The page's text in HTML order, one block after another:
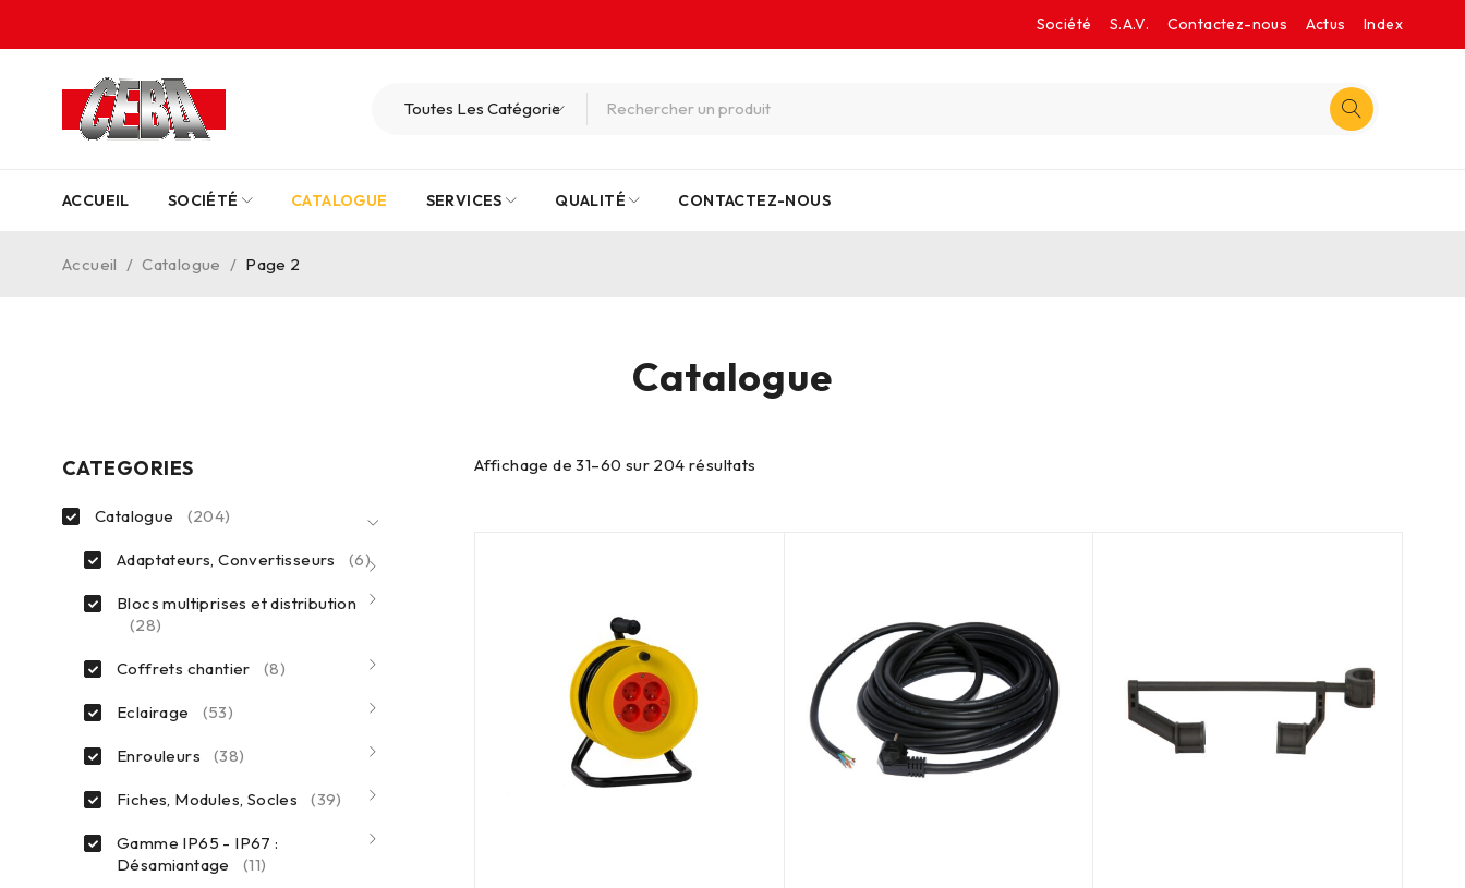
Société S.A.V. Contactez-nous Actus Index
ACCUEIL SOCIÉTÉ CATALOGUE SERVICES QUALITÉ CONTACTEZ-NOUS
Catalogue
Accueil / Catalogue / Page 2
CATEGORIES
Catalogue (204)
Adaptateurs, Convertisseurs (6)
Blocs multiprises et distribution
(28)
Coffrets chantier (8)
Eclairage (53)
Enrouleurs (38)
Fiches, Modules, Socles (39)
Gamme IP65 - IP67 :
Désamiantage
(11)
Affichage de 31–60 sur 204 résultats